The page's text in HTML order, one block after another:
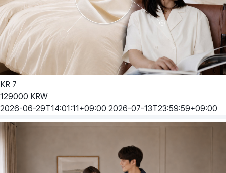
KR 7
129000 KRW
2026-06-29T14:01:11+09:00 2026-07-13T23:59:59+09:00